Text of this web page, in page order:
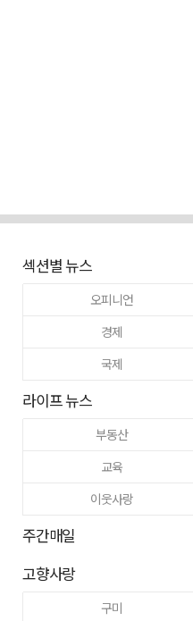
섹션별 뉴스
오피니언
경제
국제
라이프 뉴스
부동산
교육
이웃사랑
주간매일
고향사랑
구미